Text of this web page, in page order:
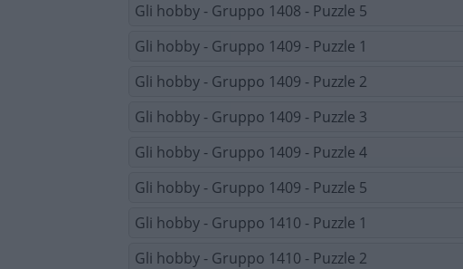
Gli hobby - Gruppo 1408 - Puzzle 5
Gli hobby - Gruppo 1409 - Puzzle 1
Gli hobby - Gruppo 1409 - Puzzle 2
Gli hobby - Gruppo 1409 - Puzzle 3
Gli hobby - Gruppo 1409 - Puzzle 4
Gli hobby - Gruppo 1409 - Puzzle 5
Gli hobby - Gruppo 1410 - Puzzle 1
Gli hobby - Gruppo 1410 - Puzzle 2